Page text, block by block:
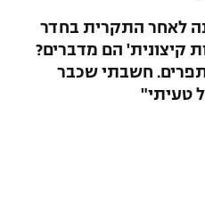
לאחר התקרית בחדר
קיצונית' הם מדברים?
תפרים. חשבתי שכבר
טעיתי"